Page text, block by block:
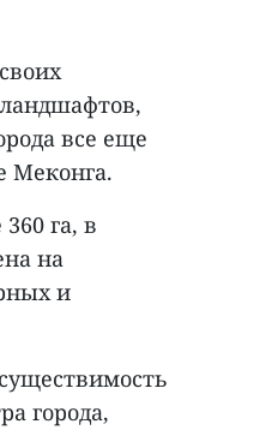
все еще
Меконга.
га, в
на
и
города,